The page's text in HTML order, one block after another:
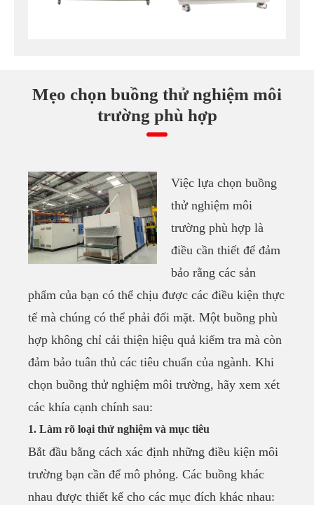
Mẹo chọn buồng thử nghiệm môi
trường phù hợp
Việc lựa chọn buồng
thử nghiệm môi
trường phù hợp là
điều cần thiết để đảm
bảo rằng các sản
phẩm của bạn có thể chịu được các điều kiện thực
tế mà chúng có thể phải đối mặt. Một buồng phù
hợp không chỉ cải thiện hiệu quả kiểm tra mà còn
đảm bảo tuân thủ các tiêu chuẩn của ngành. Khi
chọn buồng thử nghiệm môi trường, hãy xem xét
các khía cạnh chính sau:
1. Làm rõ loại thử nghiệm và mục tiêu
Bắt đầu bằng cách xác định những điều kiện môi
trường bạn cần để mô phỏng. Các buồng khác
nhau được thiết kế cho các mục đích khác nhau: